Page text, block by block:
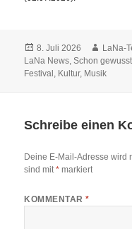
Veröffentlicht
am
8. Juli 2026 Autor
LaNa-
LaNa News,Schon
Festival , Kultur, Musik
Schreibe einen
Deine E-Mail-Adresse wird
sind mit* markiert
KOMMENTAR*